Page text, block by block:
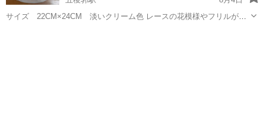
サイズ 22CM×24CM 淡いクリーム色 レースの花模様やフリルが可